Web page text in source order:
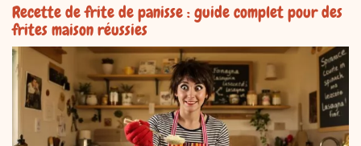
Recette de frite de panisse : guide complet pour des
frites maison réussies